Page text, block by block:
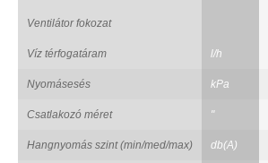
Ventilátor fokozat
Víz térfogatáram l/h
Nyomásesés kPa
Csatlakozó méret "
Hangnyomás szint (min/med/max) db(A)